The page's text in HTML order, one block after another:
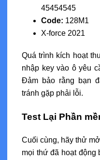
45454545
Code: 128M1
X-force 2021
Quá trình kích hoạt
nhập key vào ô yêu
Đảm bảo rằng bạn
tránh gặp phải lỗi.
Test Lại Phần
Cuối cùng, hãy thử
mọi thứ đã hoạt động